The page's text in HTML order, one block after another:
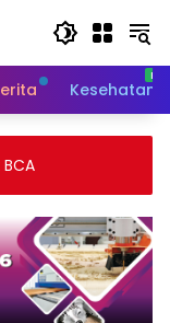
Kesehatan